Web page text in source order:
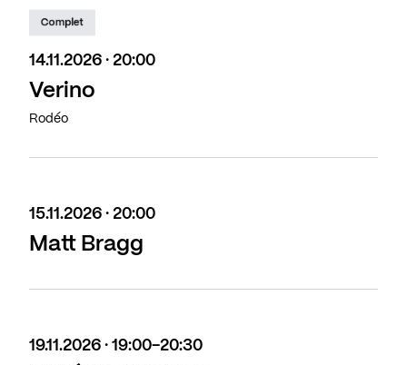
Complet
14.11.2026 · 20:00
Verino
Rodéo
15.11.2026 · 20:00
Matt Bragg
19.11.2026 · 19:00-20:30